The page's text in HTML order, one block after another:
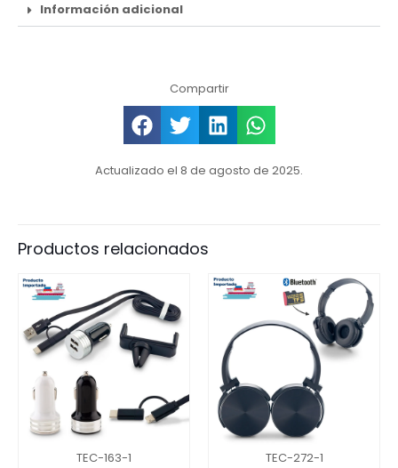
Información adicional
Compartir
Actualizado el 8 de agosto de 2025.
Productos relacionados
TEC-163-1 TEC-272-1